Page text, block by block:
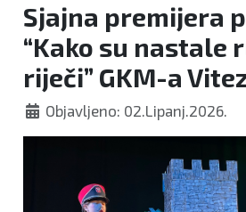
Sjajna premijera
“Kako su nastale
riječi” GKM-a
Objavljeno: 02.Lipanj.2026.